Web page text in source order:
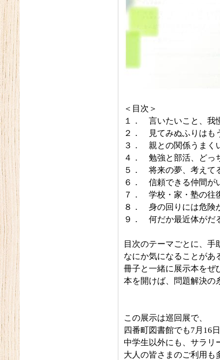
＜目次＞
１． 言いたいこと、我
２． 見てみぬふりはも
３． 親との関係うまく
４． 勉強と部活、どっ
５． 将来の夢、考えて
６． 信頼できる仲間が
７． 学校・家・塾の往
８． 身の回りには危険
９． 何だか最近体がだ
目次のテーマごとに、手
なにか気になることがあ
冊子と一緒に展示本をぜ
本を開けば、問題解決の
この展示は巡回展で、
四番町図書館でも7月16
中学生以外にも、サラリ
大人の皆さまのご利用も